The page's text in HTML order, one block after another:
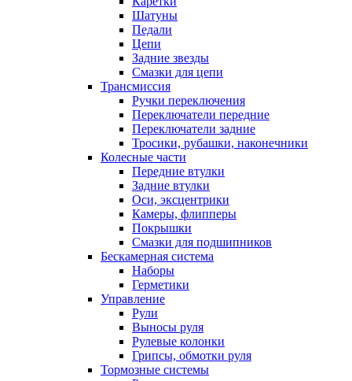
Шатуны
Педали
Цепи
Задние звезды
Смазки для цепи
Трансмиссия
Ручки переключения
Переключатели передние
Переключатели задние
Тросики, рубашки, наконечники
Колесные части
Передние втулки
Задние втулки
Оси, эксцентрики
Камеры, флипперы
Покрышки
Смазки для подшипников
Бескамерная система
Наборы
Герметики
Управление
Рули
Выносы руля
Рулевые колонки
Грипсы, обмотки руля
Тормозные системы